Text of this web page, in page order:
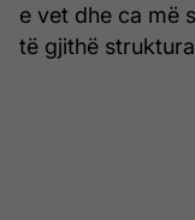
e vet dhe ca më
të gjithë